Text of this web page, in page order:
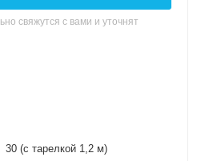
свяжутся с вами и уточнят
30 (с тарелкой 1,2 м)